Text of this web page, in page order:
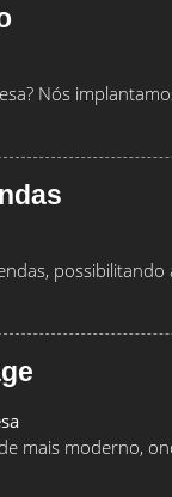
Nós
mais moderno,